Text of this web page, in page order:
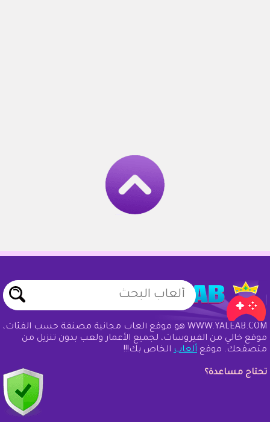
WWW.YALEAB.COM هو موقع ألعاب مجانية مصنفة حسب الفئات،
موقع خالي من الفيروسات، لجميع الأعمار ولعب بدون تنزيل من
متصفحك. موقع ألعاب الخاص بك!!!
تحتاج مساعدة؟